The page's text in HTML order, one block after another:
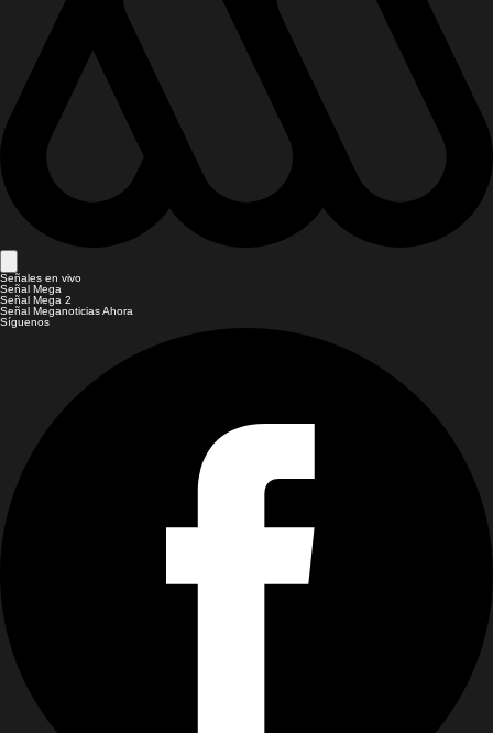
Señales en vivo
Señal Mega
Señal Mega 2
Señal Meganoticias Ahora
Síguenos